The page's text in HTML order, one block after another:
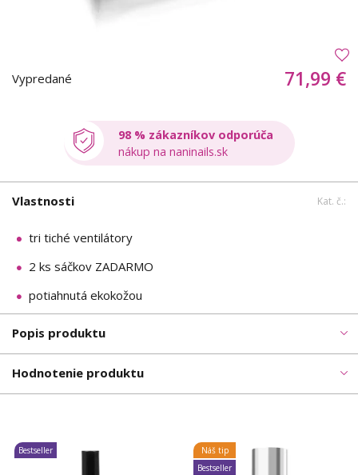
Vypredané 71,99 €
98 % zákazníkov odporúča
nákup na naninails.sk
Vlastnosti Kat. č.:
tri tiché ventilátory
2 ks sáčkov ZADARMO
potiahnutá ekokožou
Popis produktu
Hodnotenie produktu
Bestseller
Náš tip
Bestseller